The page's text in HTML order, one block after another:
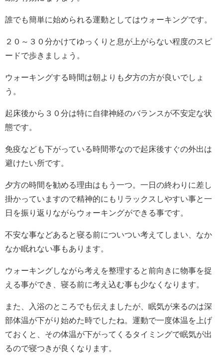
誰でも簡単に始められる運動としてはウォーキングです。
２０～３０分かけてゆっくりと息が上がらない程度のスピ
ードで歩きましょう。
ウォーキングする時間は朝よりも夕方の方が良いでしょ
う。
起床後から３０分は特に自律神経のバランスが不安定な状
態です。
免疫なども下がっている時間帯なので起床後すぐの外出は
避けたい所です。
夕方の時間を勧める理由はもう一つ。一日の終わりに差し
掛かっていますので精神的にもリラックスしやすい事と一
日を振り返りながらウォーキングができる事です。
不安な事などあると寝る前についつい考えてしまい、なか
なか眠れない事もあります。
ウォーキングしながら考えを整理すると前向きに物事を捉
える事ができ、寝る前に考え込む事も少なくなります。
また、入浴のところでも伝えましたが、眠気が来るのは深
部体温が下がり始めた時でしたね。運動で一度体温を上げ
ておくと、その体温が下がってくるタイミングで眠気が出
るので寝つきが良くなります。